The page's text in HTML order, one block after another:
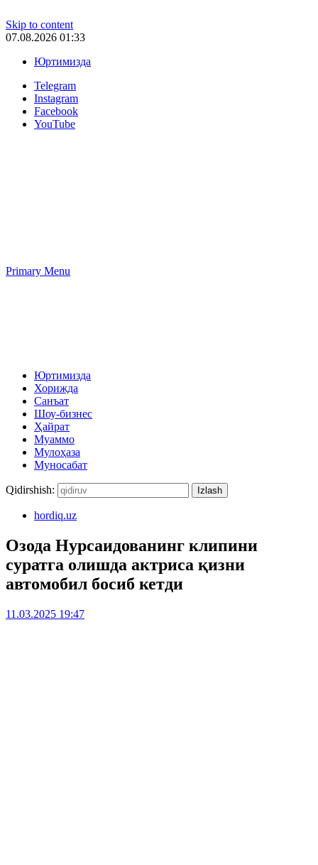
Skip to content
07.08.2026 01:33
Юртимизда
Telegram
Instagram
Facebook
YouTube
Primary Menu
Юртимизда
Хорижда
Санъат
Шоу-бизнес
Ҳайрат
Муаммо
Мулоҳаза
Муносабат
Qidirshish:
hordiq.uz
Озода Нурсаидованинг клипини
суратга олишда актриса қизни
автомобил босиб кетди
11.03.2025 19:47